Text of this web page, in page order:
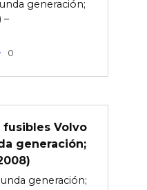
generación;
–
0
fusibles Volvo
generación;
generación;